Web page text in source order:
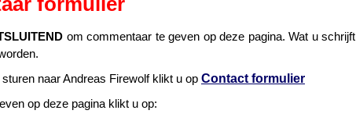
om commentaar te geven op deze pagina. Wat u schrijft
naar Andreas Firewolf klikt u op Contact formulier
op deze pagina klikt u op: